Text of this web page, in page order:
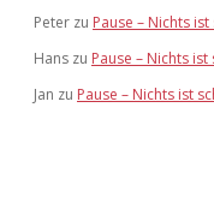
Peter zu Pause – Nichts
Hans zu Pause – Nichts
Jan zu Pause – Nichts ist